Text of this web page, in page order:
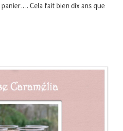
Cela fait bien dix ans que